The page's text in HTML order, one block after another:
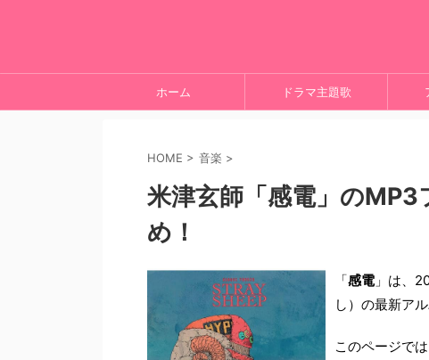
ホーム ドラマ主題歌
HOME > 音楽 >
米津玄師「感電」のMP3
め！
「感電」は、
し）の最新ア
このページでは